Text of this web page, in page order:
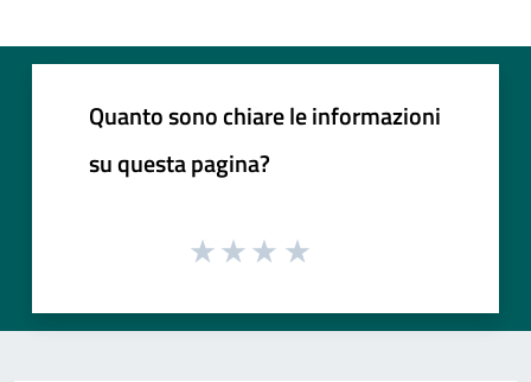
Quanto sono chiare le informazioni
su questa pagina?